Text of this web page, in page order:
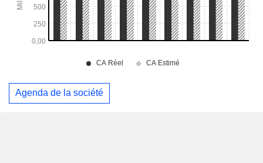
Agenda de la société